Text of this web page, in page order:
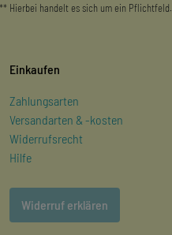
** Hierbei handelt es sich um ein Pflichtfeld.
Einkaufen
Zahlungsarten
Versandarten & -kosten
Widerrufsrecht
Hilfe
Widerruf erklären